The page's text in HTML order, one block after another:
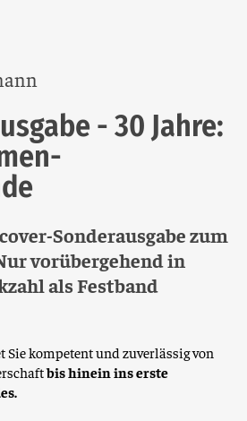
- 30 Jahre:
Sonderausgabe zum
vorübergehend in
als Festband
Sie kompetent und zuverlässig von
bis hinein ins erste